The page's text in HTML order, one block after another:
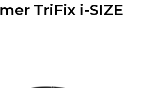
TriFix i-SIZE